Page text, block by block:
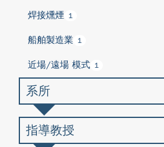
焊接燻煙 1
船舶製造業 1
近場/遠場 模式 1
系所
指導教授